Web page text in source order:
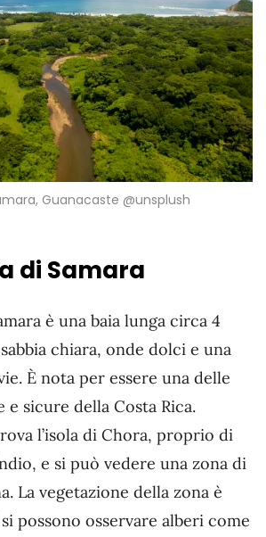
Guanacaste @unsplush
di Samara
è una baia lunga circa 4
chiara, onde dolci e una
È nota per essere una delle
e sicure della Costa Rica.
l’isola di Chora, proprio di
e si può vedere una zona di
La vegetazione della zona è
possono osservare alberi come